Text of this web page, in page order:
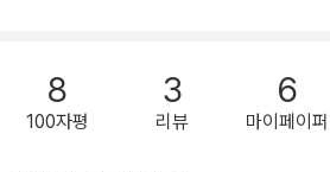
중은 ‘진짜’ 양자 역학 공부를 시작하는
이번에 ㈜사이언스북스에서 번역, 출간한
편』은 이러한 상황에 명쾌한 해답을 제시
8
100자평
3
리뷰
6
마이페이퍼